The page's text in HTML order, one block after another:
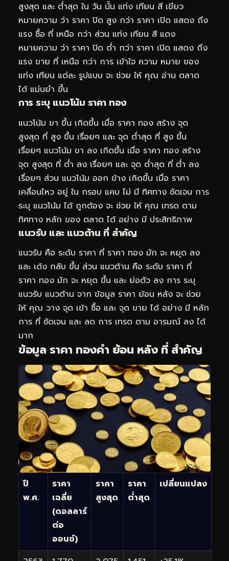
สูงสุด และ ต่ำสุด ใน วัน นั้น แท่ง เทียน สี เขียว
หมายความ ว่า ราคา ปิด สูง กว่า ราคา เปิด แสดง ถึง
แรง ซื้อ ที่ เหนือ กว่า ส่วน แท่ง เทียน สี แดง
หมายความ ว่า ราคา ปิด ต่ำ กว่า ราคา เปิด แสดง ถึง
แรง ขาย ที่ เหนือ กว่า การ เข้าใจ ความ หมาย ของ
แท่ง เทียน แต่ละ รูปแบบ จะ ช่วย ให้ คุณ อ่าน ตลาด
ได้ แม่นยำ ขึ้น
การ ระบุ แนวโน้ม ราคา ทอง
แนวโน้ม ขา ขึ้น เกิดขึ้น เมื่อ ราคา ทอง สร้าง จุด
สูงสุด ที่ สูง ขึ้น เรื่อยๆ และ จุด ต่ำสุด ที่ สูง ขึ้น
เรื่อยๆ แนวโน้ม ขา ลง เกิดขึ้น เมื่อ ราคา ทอง สร้าง
จุด สูงสุด ที่ ต่ำ ลง เรื่อยๆ และ จุด ต่ำสุด ที่ ต่ำ ลง
เรื่อยๆ ส่วน แนวโน้ม ออก ข้าง เกิดขึ้น เมื่อ ราคา
เคลื่อนไหว อยู่ ใน กรอบ แคบ ไม่ มี ทิศทาง ชัดเจน การ
ระบุ แนวโน้ม ได้ ถูกต้อง จะ ช่วย ให้ คุณ เทรด ตาม
ทิศทาง หลัก ของ ตลาด ได้ อย่าง มี ประสิทธิภาพ
แนวรับ และ แนวต้าน ที่ สำคัญ
แนวรับ คือ ระดับ ราคา ที่ ราคา ทอง มัก จะ หยุด ลง
และ เด้ง กลับ ขึ้น ส่วน แนวต้าน คือ ระดับ ราคา ที่
ราคา ทอง มัก จะ หยุด ขึ้น และ ย่อตัว ลง การ ระบุ
แนวรับ แนวต้าน จาก ข้อมูล ราคา ย้อน หลัง จะ ช่วย
ให้ คุณ วาง จุด เข้า ซื้อ และ จุด ขาย ได้ อย่าง มี หลัก
การ ที่ ชัดเจน และ ลด การ เทรด ตาม อารมณ์ ลง ได้
มาก
ข้อมูล ราคา ทองคำ ย้อน หลัง ที่ สำคัญ
ปี
พ.ศ.
ราคา
เฉลี่ย
(ดอลลาร์
ต่อ
ออนซ์)
ราคา
สูงสุด
ราคา
ต่ำสุด
เปลี่ยนแปลง